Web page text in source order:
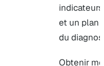
et un plan
du
Obtenir